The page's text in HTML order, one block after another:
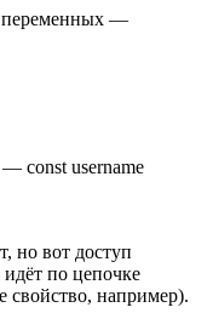
переменных —
— const username
но вот доступ
по цепочке
свойство, например).